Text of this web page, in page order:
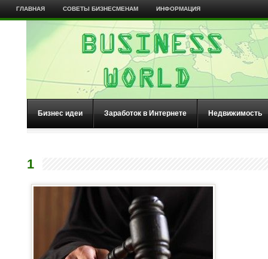
ГЛАВНАЯ СОВЕТЫ БИЗНЕСМЕНАМ ИНФОРМАЦИЯ
Бизнес идеи Заработок в Интернете Недвижимость
1